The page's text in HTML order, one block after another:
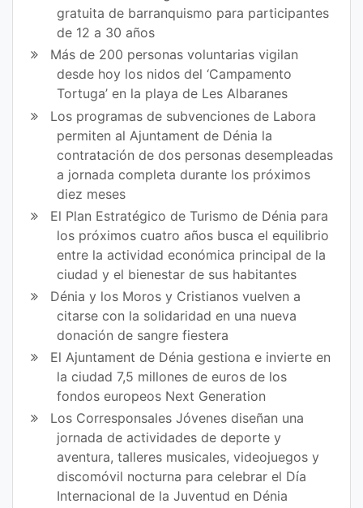
bo
ok
er
gratuita de barranquismo para participantes
de 12 a 30 años
Más de 200 personas voluntarias vigilan
desde hoy los nidos del ‘Campamento
Tortuga’ en la playa de Les Albaranes
Los programas de subvenciones de Labora
permiten al Ajuntament de Dénia la
contratación de dos personas desempleadas
a jornada completa durante los próximos
diez meses
El Plan Estratégico de Turismo de Dénia para
los próximos cuatro años busca el equilibrio
entre la actividad económica principal de la
ciudad y el bienestar de sus habitantes
Dénia y los Moros y Cristianos vuelven a
citarse con la solidaridad en una nueva
donación de sangre fiestera
El Ajuntament de Dénia gestiona e invierte en
la ciudad 7,5 millones de euros de los
fondos europeos Next Generation
Los Corresponsales Jóvenes diseñan una
jornada de actividades de deporte y
aventura, talleres musicales, videojuegos y
discomóvil nocturna para celebrar el Día
Internacional de la Juventud en Dénia